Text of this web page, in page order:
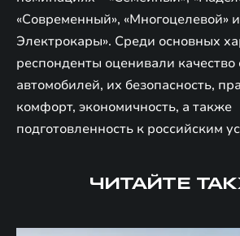
«Современный», «Многоцелевой»
Электрокары». Среди основных
респонденты оценивали
автомобилей, их безопасность,
комфорт, экономичность, а также
подготовленность к российским
ЧИТАЙТЕ